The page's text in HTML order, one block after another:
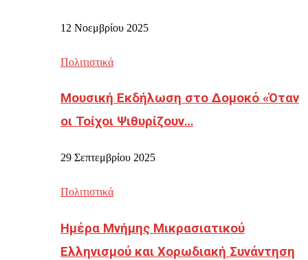
12 Νοεμβρίου 2025
Πολιτιστικά
Μουσική Εκδήλωση στο Δομοκό «Όταν
οι Τοίχοι Ψιθυρίζουν…
29 Σεπτεμβρίου 2025
Πολιτιστικά
Ημέρα Μνήμης Μικρασιατικού
Ελληνισμού και Χορωδιακή Συνάντηση